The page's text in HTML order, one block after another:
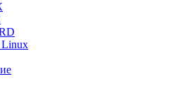
Linux